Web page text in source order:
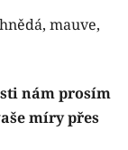
mauve,
nám prosím
míry přes